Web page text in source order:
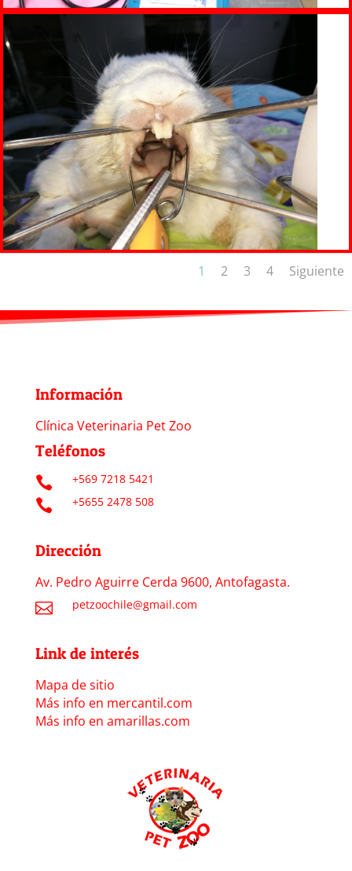
1 2 3 4 Siguiente
Información
Clínica Veterinaria Pet Zoo
Teléfonos
 +569 7218 5421
 +5655 2478 508
Dirección
Av. Pedro Aguirre Cerda 9600, Antofagasta.

petzoochile@gmail.com
Link de interés
Mapa de sitio
Más info en mercantil.com
Más info en amarillas.com